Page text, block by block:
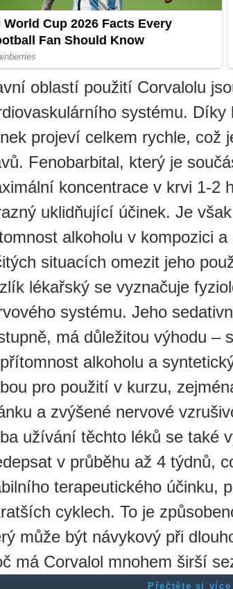
oblastí použití Corvalolu
systému.
projeví celkem rychle, což
Fenobarbital, který je
koncentrace v krvi 1-2
uklidňující účinek. Je
alkoholu v kompozici
situacích omezit jeho
lékařský se vyznačuje
systému. Jeho
má důležitou výhodu –
alkoholu a
pro použití v kurzu,
a zvýšené nervové
užívání těchto léků se také
v průběhu až 4 týdnů,
terapeutického účinku,
cyklech. To je
může být návykový při
má Corvalol mnohem širší
Přečtěte si více